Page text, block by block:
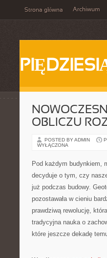
Strona główna Archiwum
OBLICZU
POSTED BY ADMIN
WYŁĄCZONA
Pod każdym budynkiem,
decyduje o tym, czy
już podczas budowy.
pozostawała w cieniu
prawdziwą rewolucję,
tradycyjna nauka o
które jeszcze dekadę